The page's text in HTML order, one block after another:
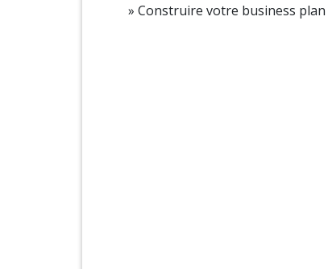
Construire votre business plan